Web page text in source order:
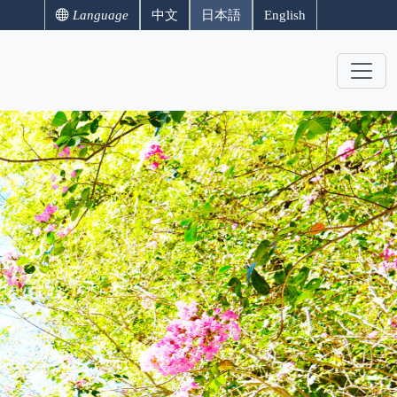
Language 中文 日本語 English